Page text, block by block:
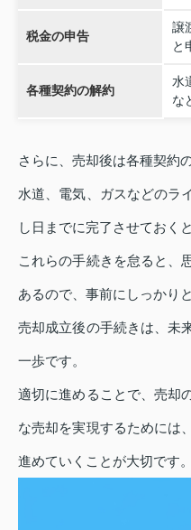
税金の申告
譲
と
各種契約の解約
水
な
さらに、売却後は各種契約
水道、電気、ガスなどのラ
し日までに完了させておく
これらの手続きを怠ると、
あるので、事前にしっかり
売却成立後の手続きは、未
一歩です。
適切に進めることで、売却
な売却を実現するためには
進めていくことが大切です。